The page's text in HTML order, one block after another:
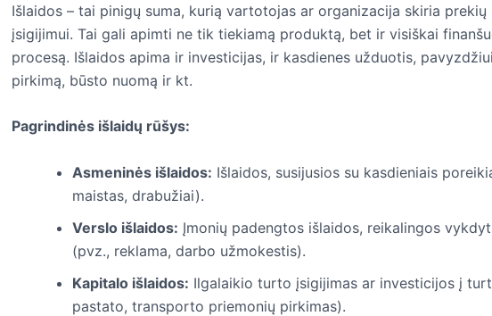
Išlaidos – tai pinigų suma, kurią vartotojas ar organizacija skiria prekių
įsigijimui. Tai gali apimti ne tik tiekiamą produktą, bet ir visiškai
procesą. Išlaidos apima ir investicijas, ir kasdienes užduotis,
pirkimą, būsto nuomą ir kt.
Pagrindinės išlaidų rūšys:
Asmeninės išlaidos: Išlaidos, susijusios su kasdieniais
maistas, drabužiai).
Verslo išlaidos: Įmonių padengtos išlaidos, reikalingos
(pvz., reklama, darbo užmokestis).
Kapitalo išlaidos: Ilgalaikio turto įsigijimas ar investicijos į
pastato, transporto priemonių pirkimas).